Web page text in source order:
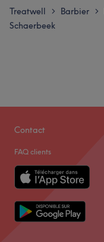
Treatwell > Barbier >
Schaerbeek
Contact
FAQ clients